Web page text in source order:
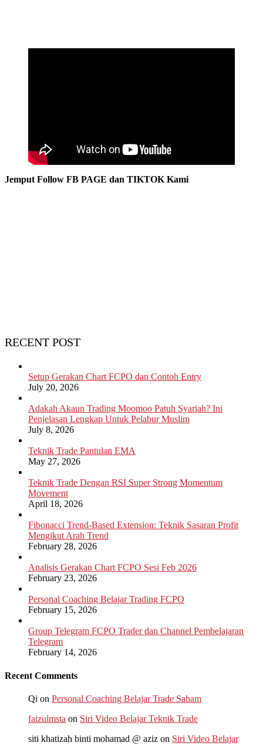
Jemput Follow FB PAGE dan TIKTOK Kami
RECENT POST
Setup Gerakan Chart FCPO dan Contoh Entry
July 20, 2026
Adakah Akaun Trading Moomoo Patuh Syariah? Ini
Penjelasan Lengkap Untuk Pelabur Muslim
July 8, 2026
Teknik Trade Pantulan EMA
May 27, 2026
Teknik Trade Dengan RSI Super Strong Momentum
Movement
April 18, 2026
Fibonacci Trend-Based Extension: Teknik Sasaran Profit
Mengikut Arah Trend
February 28, 2026
Analisis Gerakan Chart FCPO Sesi Feb 2026
February 23, 2026
Personal Coaching Belajar Trading FCPO
February 15, 2026
Group Telegram FCPO Trader dan Channel Pembelajaran
Telegram
February 14, 2026
Recent Comments
Qi on Personal Coaching Belajar Trade Saham
faizulmsta on Siri Video Belajar Teknik Trade
siti khatizah binti mohamad @ aziz on Siri Video Belajar